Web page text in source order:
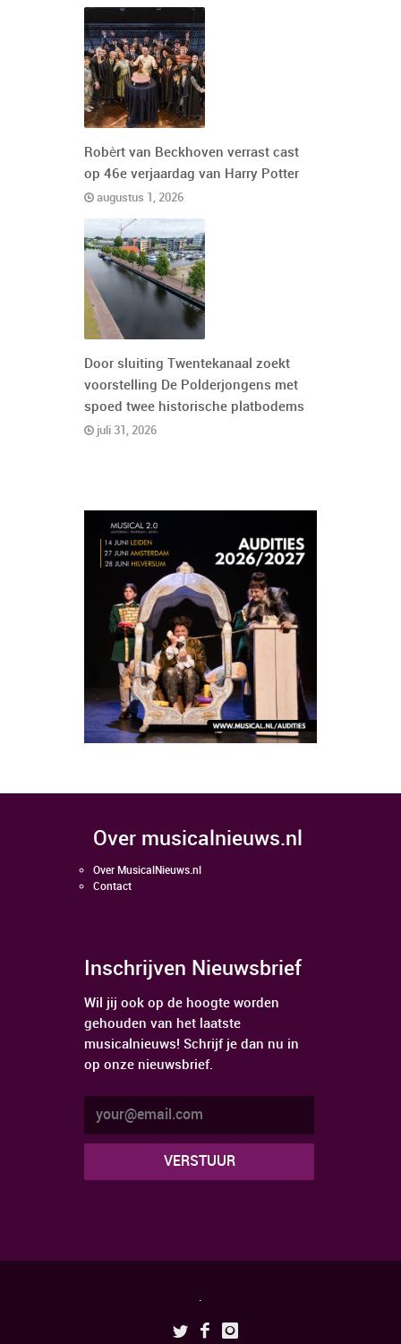
Robèrt van Beckhoven verrast cast
op 46e verjaardag van Harry Potter
augustus 1, 2026
Door sluiting Twentekanaal zoekt
voorstelling De Polderjongens met
spoed twee historische platbodems
juli 31, 2026
over musicalnieuws.nl
Over MusicalNieuws.nl
Contact
Inschrijven Nieuwsbrief
Wil jij ook op de hoogte worden
gehouden van het laatste
musicalnieuws! Schrijf je dan nu in
op onze nieuwsbrief.
.